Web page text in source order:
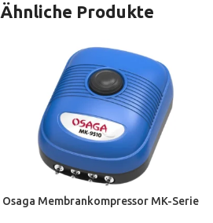
Ähnliche Produkte
Osaga Membrankompressor MK-Serie